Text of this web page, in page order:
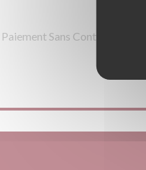
Paiement Sans Contact,